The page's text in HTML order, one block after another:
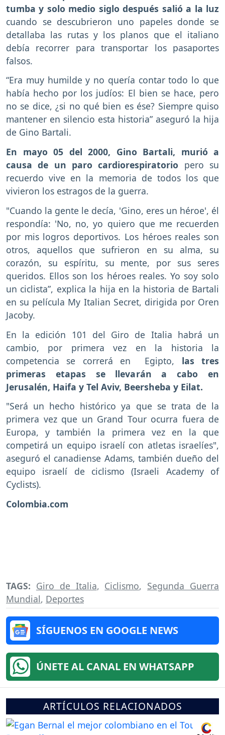
tumba y solo medio siglo después salió a la luz
cuando se descubrieron uno papeles donde se
detallaba las rutas y los planos que el italiano
debía recorrer para transportar los pasaportes
falsos.
“Era muy humilde y no quería contar todo lo que
había hecho por los judíos: El bien se hace, pero
no se dice, ¿si no qué bien es ése? Siempre quiso
mantener en silencio esta historia” aseguró la hija
de Gino Bartali.
En mayo 05 del 2000, Gino Bartali, murió a
causa de un paro cardiorespiratorio pero su
recuerdo vive en la memoria de todos los que
vivieron los estragos de la guerra.
"Cuando la gente le decía, 'Gino, eres un héroe', él
respondía: 'No, no, yo quiero que me recuerden
por mis logros deportivos. Los héroes reales son
otros, aquellos que sufrieron en su alma, su
corazón, su espíritu, su mente, por sus seres
queridos. Ellos son los héroes reales. Yo soy solo
un ciclista”, explica la hija en la historia de Bartali
en su película My Italian Secret, dirigida por Oren
Jacoby.
En la edición 101 del Giro de Italia habrá un
cambio, por primera vez en la historia la
competencia se correrá en Egipto, las tres
primeras etapas se llevarán a cabo en
Jerusalén, Haifa y Tel Aviv, Beersheba y Eilat.
"Será un hecho histórico ya que se trata de la
primera vez que un Grand Tour ocurra fuera de
Europa, y también la primera vez en la que
competirá un equipo israelí con atletas israelíes",
aseguró el canadiense Adams, también dueño del
equipo israelí de ciclismo (Israeli Academy of
Cyclists).
Colombia.com
TAGS: Giro de Italia, Ciclismo, Segunda Guerra
Mundial, Deportes
SÍGUENOS EN GOOGLE NEWS
ÚNETE AL CANAL EN WHATSAPP
ARTÍCULOS RELACIONADOS